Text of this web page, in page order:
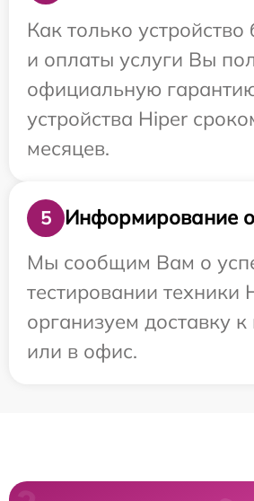
Как только устройство
и оплаты услуги Вы
официальную
устройства Hiper
месяцев.
5
Информирование о
Мы сообщим Вам о
тестировании техники
организуем доставку
или в офис.